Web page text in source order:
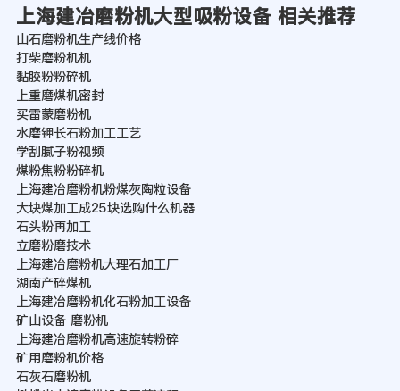
上海建冶磨粉机大型吸粉设备 相关推荐
山石磨粉机生产线价格
打柴磨粉机机
黏胶粉粉碎机
上重磨煤机密封
买雷蒙磨粉机
水磨钾长石粉加工工艺
学刮腻子粉视频
煤粉焦粉粉碎机
上海建冶磨粉机粉煤灰陶粒设备
大块煤加工成25块选购什么机器
石头粉再加工
立磨粉磨技术
上海建冶磨粉机大理石加工厂
湖南产碎煤机
上海建冶磨粉机化石粉加工设备
矿山设备 磨粉机
上海建冶磨粉机高速旋转粉碎
矿用磨粉机价格
石灰石磨粉机